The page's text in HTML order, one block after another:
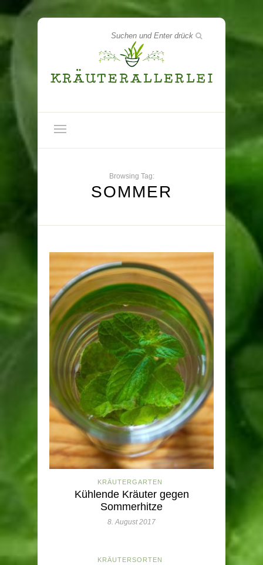
Browsing Tag:
SOMMER
KRÄUTERGARTEN
Kühlende Kräuter gegen
Sommerhitze
8. August 2017
KRÄUTERSORTEN